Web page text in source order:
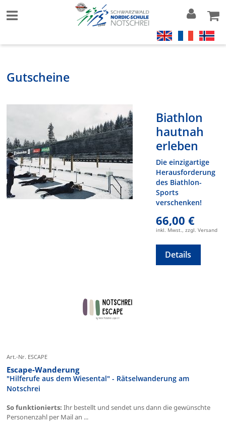
Gutscheine
Biathlon
hautnah
erleben
Die einzigartige
Herausforderung
des Biathlon-
Sports
verschenken!
66,00 €
inkl. Mwst., zzgl. Versand
Details
Art.-Nr. ESCAPE
Escape-Wanderung
"Hilferufe aus dem Wiesental" - Rätselwanderung am
Notschrei
So funktionierts: Ihr bestellt und sendet uns dann die gewünschte
Personenzahl per Mail an ...